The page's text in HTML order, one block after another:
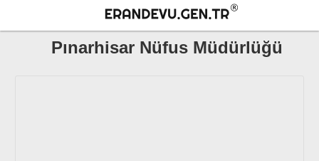
Pınarhisar Nüfus Müdürlüğü